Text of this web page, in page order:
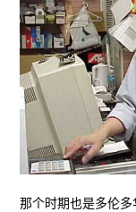
那个时期也是多伦